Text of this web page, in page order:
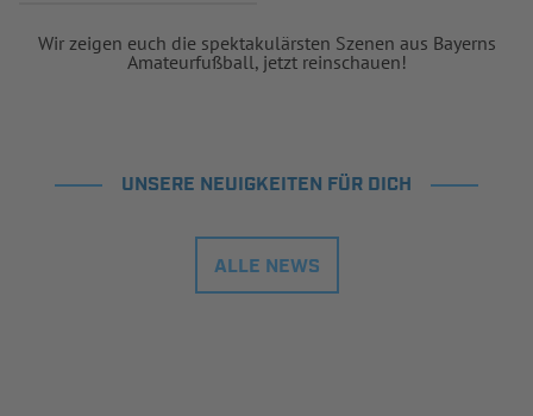
Wir zeigen euch die spektakulärsten Szenen aus Bayerns
Amateurfußball, jetzt reinschauen!
UNSERE NEUIGKEITEN FÜR DICH
ALLE NEWS